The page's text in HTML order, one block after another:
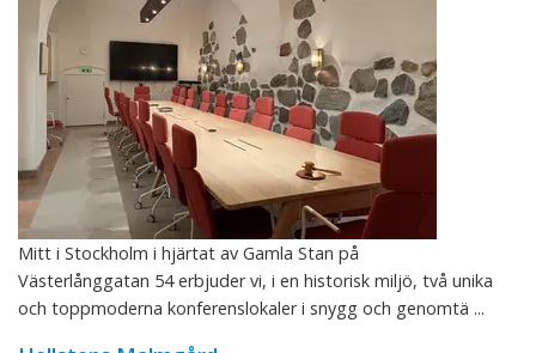
Mitt i Stockholm i hjärtat av Gamla Stan på
Västerlånggatan 54 erbjuder vi, i en historisk miljö, två unika
och toppmoderna konferenslokaler i snygg och genomtä ...